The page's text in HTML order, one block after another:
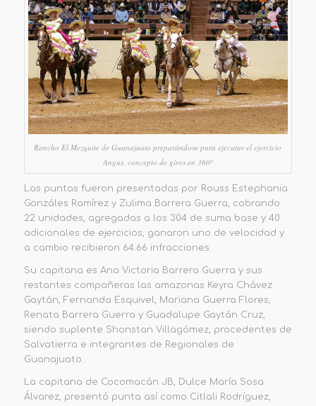
Rancho El Mezquite de Guanajuato preparándose para ejecutar el ejercicio
Angus, concepto de giros en 360º
Las puntas fueron presentadas por Rouss Estephania
Gonzáles Ramírez y Zulima Barrera Guerra, cobrando
22 unidades, agregadas a los 304 de suma base y 40
adicionales de ejercicios, ganaron uno de velocidad y
a cambio recibieron 64.66 infracciones.
Su capitana es Ana Victoria Barrera Guerra y sus
restantes compañeras las amazonas Keyra Chávez
Gaytán, Fernanda Esquivel, Mariana Guerra Flores,
Renata Barrera Guerra y Guadalupe Gaytán Cruz,
siendo suplente Shonstan Villagómez, procedentes de
Salvatierra e integrantes de Regionales de
Guanajuato.
La capitana de Cocomacán JB, Dulce María Sosa
Álvarez, presentó punta así como Citlali Rodríguez,